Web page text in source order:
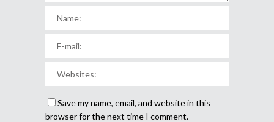
Save my name, email, and website in this
browser for the next time I comment.